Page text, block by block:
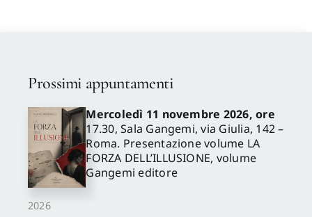
Prossimi appuntamenti
2026
Mercoledì 11 novembre 2026, ore
17.30, Sala Gangemi, via Giulia, 142 –
Roma. Presentazione volume LA
FORZA DELL’ILLUSIONE, volume
Gangemi editore